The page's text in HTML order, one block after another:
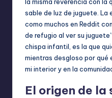
sable de luz de juguete. La
como muchos en Reddit
de refugio al ver su
chispa infantil, es la que
mientras desgloso por
mi interior y en la
El origen de la